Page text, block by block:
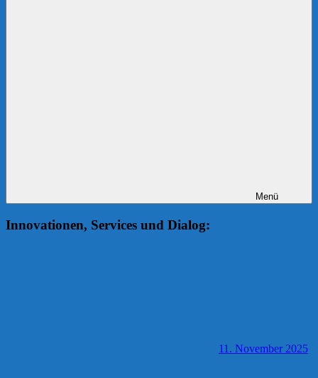
Menü
Innovationen, Services und Dialog:
11. November 2025